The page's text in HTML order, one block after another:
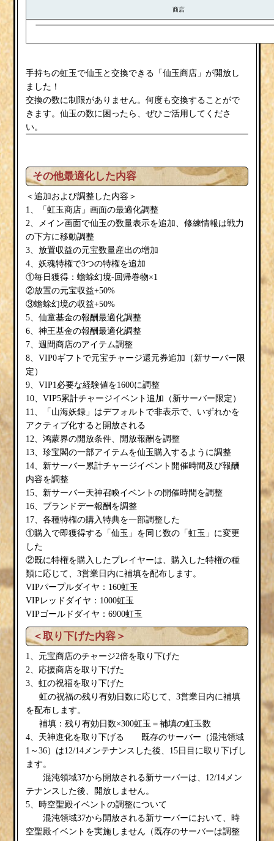
商店
手持ちの虹玉で仙玉と交換できる「仙玉商店」が開放し
ました！
交換の数に制限がありません。何度も交換することがで
きます。仙玉の数に困ったら、ぜひご活用してくださ
い。
その他最適化した内容
＜追加および調整した内容＞
1、「虹玉商店」画面の最適化調整
2、メイン画面で仙玉の数量表示を追加、修練情報は戦力
の下方に移動調整
3、放置収益の元宝数量産出の増加
4、妖魂特権で3つの特権を追加
①毎日獲得：蟾蜍幻境-回帰巻物×1
②放置の元宝収益+50%
③蟾蜍幻境の収益+50%
5、仙童基金の報酬最適化調整
6、神王基金の報酬最適化調整
7、週間商店のアイテム調整
8、VIP0ギフトで元宝チャージ還元券追加（新サーバー限
定）
9、VIP1必要な経験値を1600に調整
10、VIP5累計チャージイベント追加（新サーバー限定）
11、「山海妖録」はデフォルトで非表示で、いずれかを
アクティブ化すると開放される
12、鸿蒙界の開放条件、開放報酬を調整
13、珍宝閣の一部アイテムを仙玉購入するように調整
14、新サーバー累計チャージイベント開催時間及び報酬
内容を調整
15、新サーバー天神召喚イベントの開催時間を調整
16、ブランドデー報酬を調整
17、各種特権の購入特典を一部調整した
①購入で即獲得する「仙玉」を同じ数の「虹玉」に変更
した
②既に特権を購入したプレイヤーは、購入した特権の種
類に応じて、3営業日内に補填を配布します。
VIPパープルダイヤ：160虹玉
VIPレッドダイヤ：1000虹玉
VIPゴールドダイヤ：6900虹玉
＜取り下げた内容＞
1、元宝商店のチャージ2倍を取り下げた
2、応援商店を取り下げた
3、虹の祝福を取り下げた
虹の祝福の残り有効日数に応じて、3営業日内に補填
を配布します。
補填：残り有効日数×300虹玉＝補填の虹玉数
4、天神進化を取り下げる 既存のサーバー（混沌領域
1～36）は12/14メンテナンスした後、15日目に取り下げし
ます。
混沌領域37から開放される新サーバーは、12/14メン
テナンスした後、開放しません。
5、時空聖殿イベントの調整について
混沌領域37から開放される新サーバーにおいて、時
空聖殿イベントを実施しません（既存のサーバーは調整